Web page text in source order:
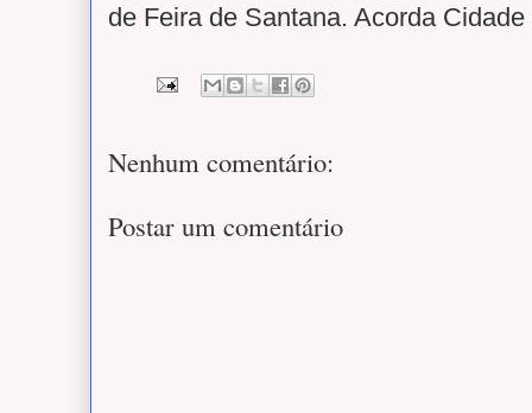
de Feira de Santana. Acorda Cidade
Nenhum comentário:
Postar um comentário